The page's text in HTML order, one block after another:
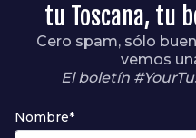
tu Toscana, tu
Cero spam, sólo
vemos
El boletín
Nombre*